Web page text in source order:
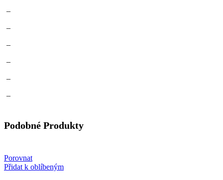
–
–
–
–
–
–
Podobné Produkty
Porovnat
Přidat k oblíbeným